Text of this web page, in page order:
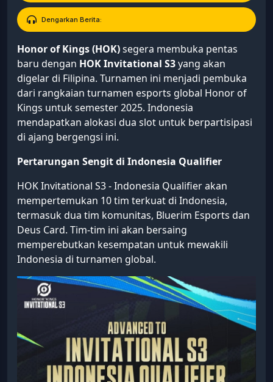
Dengarkan Berita:
Honor of Kings (HOK)segera membuka pentas
baru dengan HOK Invitational S3yang akan
digelar di Filipina. Turnamen ini menjadi pembuka
dari rangkaian turnamen esports global Honor of
Kings untuk semester 2025. Indonesia
mendapatkan alokasi dua slot untuk berpartisipasi
di ajang bergengsi ini.
Pertarungan Sengit di Indonesia Qualifier
HOK Invitational S3 - Indonesia Qualifier akan
mempertemukan 10 tim terkuat di Indonesia,
termasuk dua tim komunitas, Bluerim Esports dan
Deus Card. Tim-tim ini akan bersaing
memperebutkan kesempatan untuk mewakili
Indonesia di turnamen global.